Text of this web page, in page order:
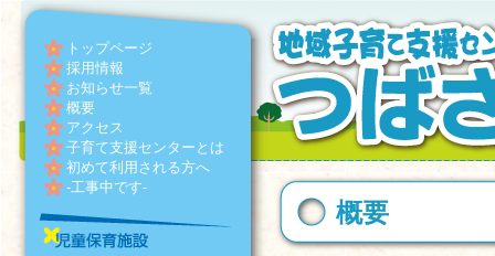
概要
トップページ
採用情報
お知らせ一覧
概要
アクセス
子育て支援センターとは
初めて利用される方へ
-工事中です-